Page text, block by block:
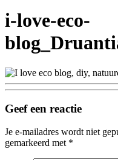
i-love-eco-
Geef een reactie
Je e-mailadres wordt niet
gemarkeerd met *